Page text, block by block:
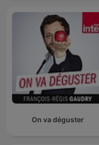
On va déguster